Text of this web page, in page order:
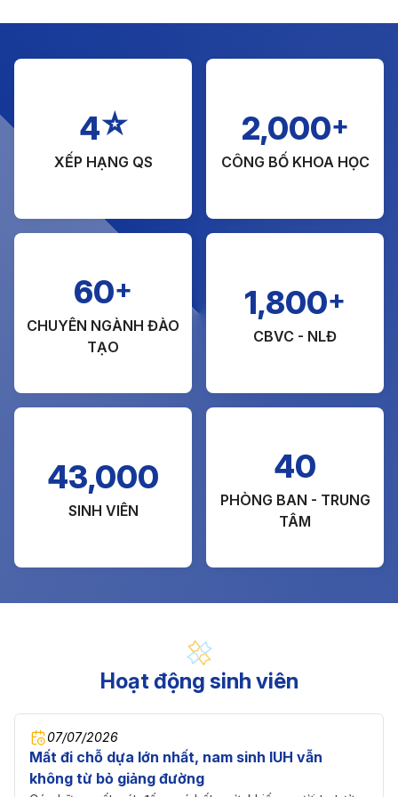
4☆
XẾP HẠNG QS
2,000+
CÔNG BỐ KHOA HỌC
60+
CHUYÊN NGÀNH ĐÀO
TẠO
1,800+
CBVC - NLĐ
43,000
SINH VIÊN
40
PHÒNG BAN - TRUNG
TÂM
Hoạt động sinh viên
07/07/2026
Mất đi chỗ dựa lớn nhất, nam sinh IUH vẫn
không từ bỏ giảng đường